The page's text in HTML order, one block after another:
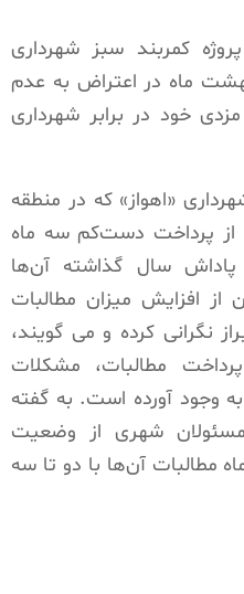
کمربند سبز شهرداری
26 اردیبهشت ماه در اعتراض به عدم
خود در برابر شهرداری
«اهواز» که در منطقه
پرداخت دست‌کم سه ماه
سال گذاشته آن‌ها
از افزایش میزان مطالبات
نگرانی کرده و می گویند،
مطالبات، مشکلات
به وجود آورده است. به گفته
مسئولان شهری از وضعیت
مطالبات آن‌ها با دو تا سه